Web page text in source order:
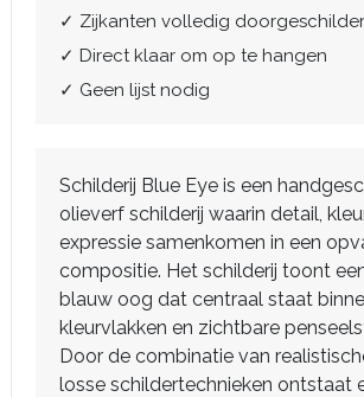
✓ Zijkanten volledig
✓ Direct klaar om op te hangen
✓ Geen lijst nodig
Schilderij Blue Eye is een
olieverf schilderij waarin detail,
expressie samenkomen in een
compositie. Het schilderij toont
blauw oog dat centraal staat
kleurvlakken en zichtbare
Door de combinatie van
losse schildertechnieken ontstaat